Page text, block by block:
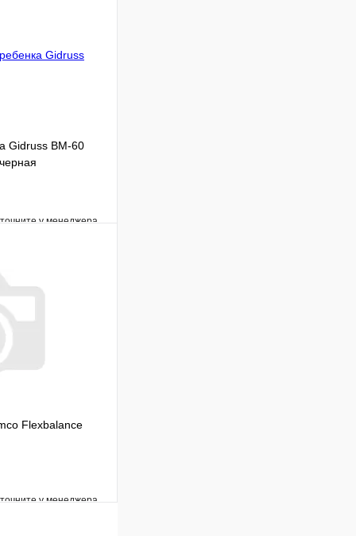
Gidruss BM-60
у менеджера
корзину
Flexbalance
у менеджера